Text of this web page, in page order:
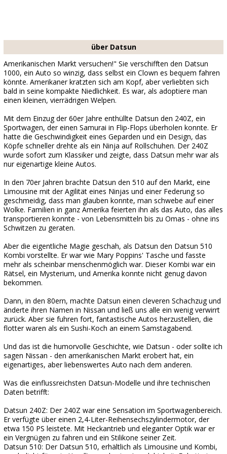
über Datsun
Amerikanischen Markt versuchen!" Sie verschifften den Datsun
1000, ein Auto so winzig, dass selbst ein Clown es bequem fahren
könnte. Amerikaner kratzten sich am Kopf, aber verliebten sich
bald in seine kompakte Niedlichkeit. Es war, als adoptiere man
einen kleinen, vierrädrigen Welpen.
Mit dem Einzug der 60er Jahre enthüllte Datsun den 240Z, ein
Sportwagen, der einen Samurai in Flip-Flops überholen konnte. Er
hatte die Geschwindigkeit eines Geparden und ein Design, das
Köpfe schneller drehte als ein Ninja auf Rollschuhen. Der 240Z
wurde sofort zum Klassiker und zeigte, dass Datsun mehr war als
nur eigenartige kleine Autos.
In den 70er Jahren brachte Datsun den 510 auf den Markt, eine
Limousine mit der Agilität eines Ninjas und einer Federung so
geschmeidig, dass man glauben konnte, man schwebe auf einer
Wolke. Familien in ganz Amerika feierten ihn als das Auto, das alles
transportieren konnte - von Lebensmitteln bis zu Omas - ohne ins
Schwitzen zu geraten.
Aber die eigentliche Magie geschah, als Datsun den Datsun 510
Kombi vorstellte. Er war wie Mary Poppins' Tasche und fasste
mehr als scheinbar menschenmöglich war. Dieser Kombi war ein
Rätsel, ein Mysterium, und Amerika konnte nicht genug davon
bekommen.
Dann, in den 80ern, machte Datsun einen cleveren Schachzug und
änderte ihren Namen in Nissan und ließ uns alle ein wenig verwirrt
zurück. Aber sie fuhren fort, fantastische Autos herzustellen, die
flotter waren als ein Sushi-Koch an einem Samstagabend.
Und das ist die humorvolle Geschichte, wie Datsun - oder sollte ich
sagen Nissan - den amerikanischen Markt erobert hat, ein
eigenartiges, aber liebenswertes Auto nach dem anderen.
Was die einflussreichsten Datsun-Modelle und ihre technischen
Daten betrifft:
Datsun 240Z: Der 240Z war eine Sensation im Sportwagenbereich.
Er verfügte über einen 2,4-Liter-Reihensechszylindermotor, der
etwa 150 PS leistete. Mit Heckantrieb und eleganter Optik war er
ein Vergnügen zu fahren und ein Stilikone seiner Zeit.
Datsun 510: Der Datsun 510, erhältlich als Limousine und Kombi,